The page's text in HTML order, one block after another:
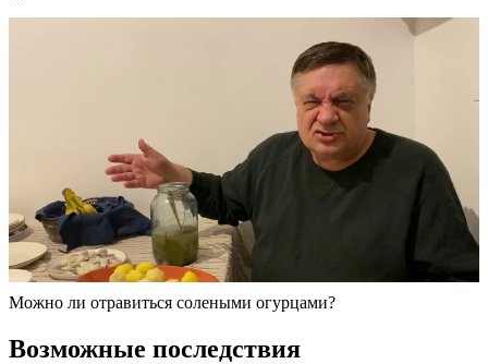
Можно ли отравиться солеными огурцами?
Возможные последствия